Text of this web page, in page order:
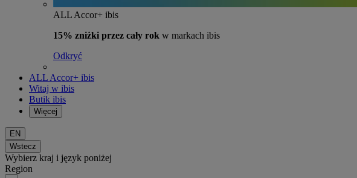
ALL Accor+ ibis
15% zniżki przez cały rok w markach ibis
Odkryć
ALL Accor+ ibis
Witaj w ibis
Butik ibis
Więcej
EN
Wstecz
Wybierz kraj i język poniżej
Region